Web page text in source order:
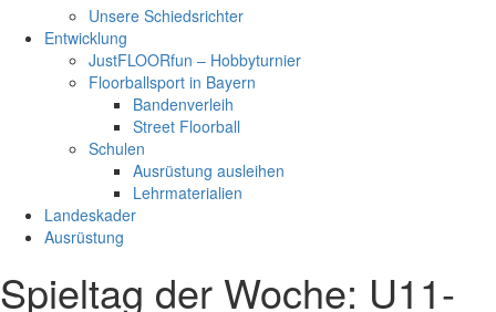
Unsere Schiedsrichter
Entwicklung
JustFLOORfun – Hobbyturnier
Floorballsport in Bayern
Bandenverleih
Street Floorball
Schulen
Ausrüstung ausleihen
Lehrmaterialien
Landeskader
Ausrüstung
Spieltag der Woche: U11-